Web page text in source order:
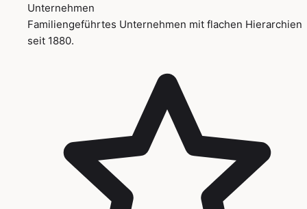
Unternehmen
Familiengeführtes Unternehmen mit flachen Hierarchien
seit 1880.